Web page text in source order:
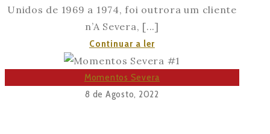
Unidos de 1969 a 1974, foi outrora um cliente
n’A Severa, [...]
Continuar a lerMomentos
Severa
#2
Momentos Severa
8 de Agosto, 2022